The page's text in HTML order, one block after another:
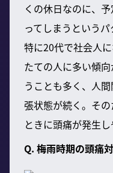
くの休日なのに、
ってしまうというパ
特に20代で社会人
たての人に多い傾
うことも多く、人
張状態が続く。そ
ときに頭痛が発生し
Q. 梅雨時期の頭痛